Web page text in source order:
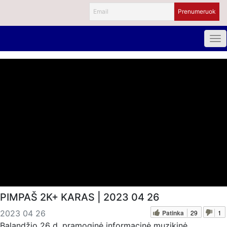
PIMPAŠ 2K+ KARAS | 2023 04 26
2023 04 26 Patinka 29 1